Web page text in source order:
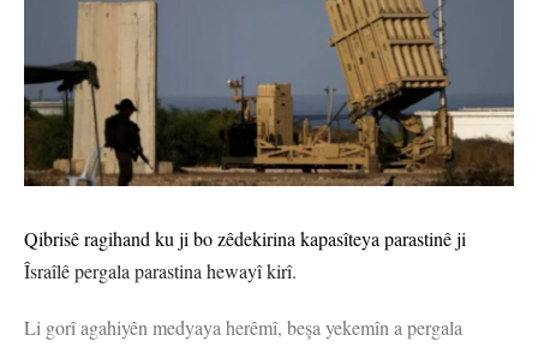
Qibrisê ragihand ku ji bo zêdekirina kapasîteya parastinê ji
Îsraîlê pergala parastina hewayî kirî.
Li gorî agahiyên medyaya herêmî, beşa yekemîn a pergala